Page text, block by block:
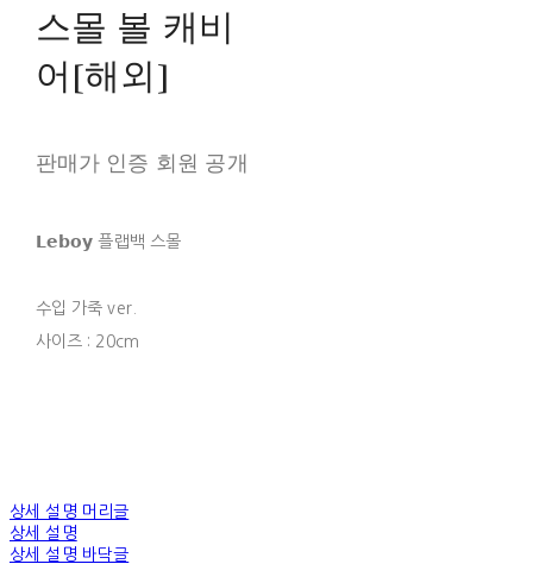
스몰 볼 캐비
어[해외]
판매가 인증 회원 공개
𝗟𝗲𝗯𝗼𝘆 플랩백 스몰
수입 가죽 ver.
사이즈 : 20cm
상세 설명 머리글
상세 설명
상세 설명 바닥글